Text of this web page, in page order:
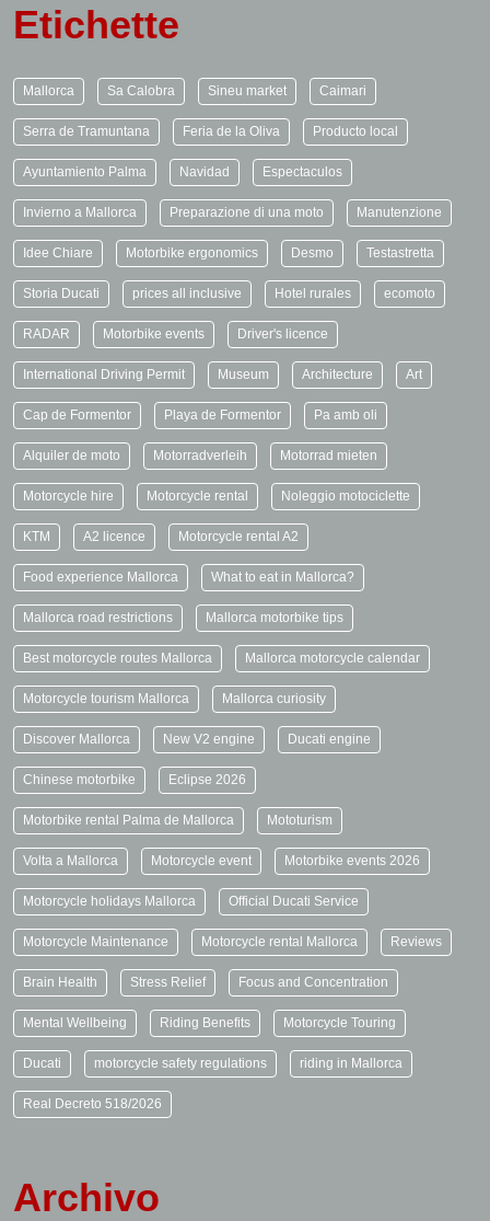
Etichette
Mallorca Sa Calobra Sineu market Caimari
Serra de Tramuntana Feria de la Oliva Producto local
Ayuntamiento Palma Navidad Espectaculos
Invierno a Mallorca Preparazione di una moto Manutenzione
Idee Chiare Motorbike ergonomics Desmo Testastretta
Storia Ducati prices all inclusive Hotel rurales ecomoto
RADAR Motorbike events Driver's licence
International Driving Permit Museum Architecture Art
Cap de Formentor Playa de Formentor Pa amb oli
Alquiler de moto Motorradverleih Motorrad mieten
Motorcycle hire Motorcycle rental Noleggio motociclette
KTM A2 licence Motorcycle rental A2
Food experience Mallorca What to eat in Mallorca?
Mallorca road restrictions Mallorca motorbike tips
Best motorcycle routes Mallorca Mallorca motorcycle calendar
Motorcycle tourism Mallorca Mallorca curiosity
Discover Mallorca New V2 engine Ducati engine
Chinese motorbike Eclipse 2026
Motorbike rental Palma de Mallorca Mototurism
Volta a Mallorca Motorcycle event Motorbike events 2026
Motorcycle holidays Mallorca Official Ducati Service
Motorcycle Maintenance Motorcycle rental Mallorca Reviews
Brain Health Stress Relief Focus and Concentration
Mental Wellbeing Riding Benefits Motorcycle Touring
Ducati motorcycle safety regulations riding in Mallorca
Real Decreto 518/2026
Archivo